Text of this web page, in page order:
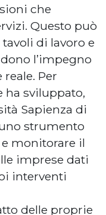
che
Questo può
di lavoro e
l’impegno
Per
ha sviluppato,
Sapienza di
uno strumento
monitorare il
imprese dati
interventi
delle proprie